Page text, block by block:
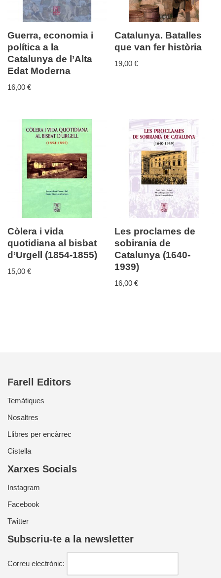
Guerra, economia i
política a la
Catalunya de l’Alta
Edat Moderna
16,00 €
Catalunya. Batalles
que van fer història
19,00€
Còlera i vida
quotidiana al bisbat
d’Urgell (1854-1855)
15,00 €
Les proclames de
sobirania de
Catalunya (1640-
1939)
16,00€
Farell Editors
Temàtiques
Nosaltres
Llibres per encàrrec
Cistella
Xarxes Socials
Instagram
Facebook
Twitter
Subscriu-te a la newsletter
Correu electrònic: